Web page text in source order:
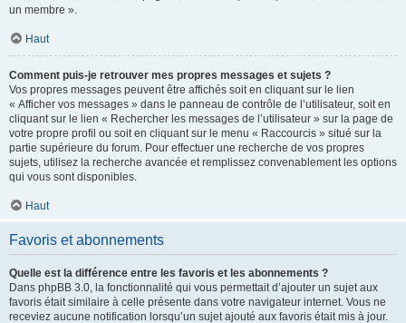
un membre ».
Haut
Comment puis-je retrouver mes propres messages et sujets ?
Vos propres messages peuvent être affichés soit en cliquant sur le lien
« Afficher vos messages » dans le panneau de contrôle de l’utilisateur, soit en
cliquant sur le lien « Rechercher les messages de l’utilisateur » sur la page de
votre propre profil ou soit en cliquant sur le menu « Raccourcis » situé sur la
partie supérieure du forum. Pour effectuer une recherche de vos propres
sujets, utilisez la recherche avancée et remplissez convenablement les options
qui vous sont disponibles.
Haut
Favoris et abonnements
Quelle est la différence entre les favoris et les abonnements ?
Dans phpBB 3.0, la fonctionnalité qui vous permettait d’ajouter un sujet aux
favoris était similaire à celle présente dans votre navigateur internet. Vous ne
receviez aucune notification lorsqu’un sujet ajouté aux favoris était mis à jour.